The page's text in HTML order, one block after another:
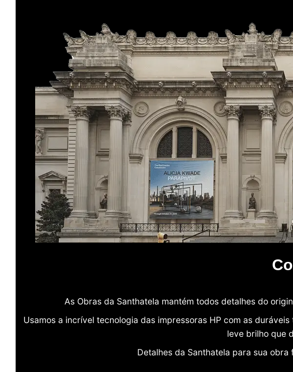
As Obras da Santhatela mantém todos detalhes do
Usamos a incrível tecnologia das impressoras HP com as
leve brilho que
Detalhes da Santhatela para sua